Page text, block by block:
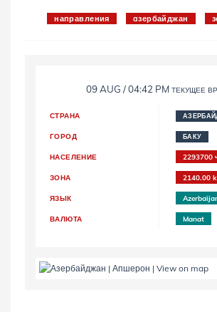
направления aзербайджан
09 AUG / 04:42 PM ТЕКУЩЕЕ
СТРАНА
ГОРОД БАКУ
НАСЕЛЕНИЕ 2293700
ЗОНА 2140.00
ЯЗЫК
ВАЛЮТА Manat